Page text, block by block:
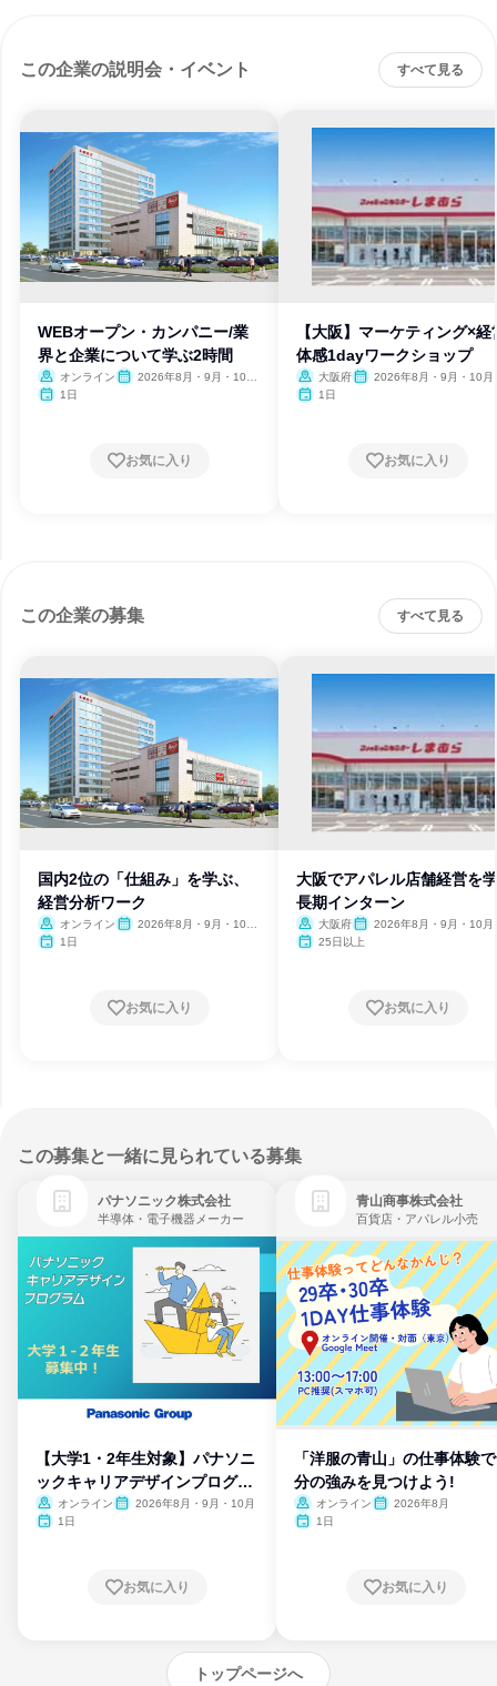
この企業の説明会・イベント すべて見る
WEBオープン・カンパニー/業
界と企業について学ぶ2時間
オンライン
2026年8月・9月・10
1日
お気に入り
【大阪】マーケティング×経
体感1dayワークショップ
大阪府
2026年8月・9月・10月
1日
お気に入り
この企業の募集 すべて見る
国内2位の「仕組み」を学ぶ、
経営分析ワーク
オンライン
2026年8月・9月・10
1日
お気に入り
大阪でアパレル店舗経営を
長期インターン
大阪府
2026年8月・9月・10月
月・12月、2027年1月
25日以上
お気に入り
この募集と一緒に見られている募集
パナソニック株式会社
半導体・電子機器メーカー
【大学1・2年生対象】パナソニ
ックキャリアデザインプログラ
ム
オンライン
2026年8月・9月・10月
1日
お気に入り
青山商事株式会社
百貨店・アパレル小売
「洋服の青山」の仕事体験
分の強みを見つけよう!
オンライン
2026年8月
1日
お気に入り
トップページへ